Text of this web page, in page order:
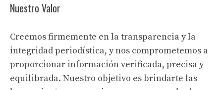
Nuestro Valor
Creemos firmemente en la transparencia y la
integridad periodística, y nos comprometemos a
proporcionar información verificada, precisa y
equilibrada. Nuestro objetivo es brindarte las